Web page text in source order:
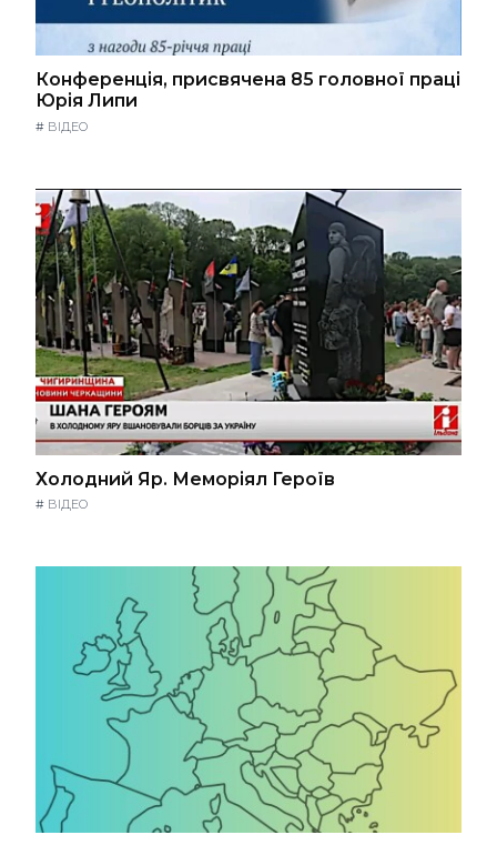
Конференція, присвячена 85 головної праці
Юрія Липи
# ВІДЕО
Холодний Яр. Меморіял Героїв
# ВІДЕО